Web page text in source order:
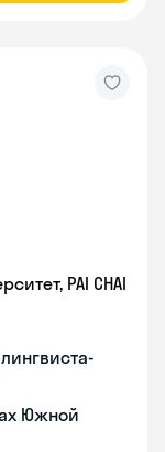
PAI CHAI
Южной